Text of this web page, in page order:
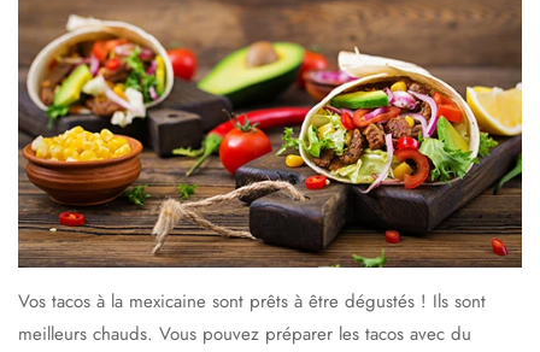
Vos tacos à la mexicaine sont prêts à être dégustés ! Ils sont
meilleurs chauds. Vous pouvez préparer les tacos avec du